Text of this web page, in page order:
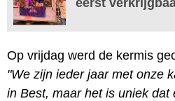
Op vrijdag werd de kermis
"We zijn ieder jaar met onze
in Best, maar het is uniek dat